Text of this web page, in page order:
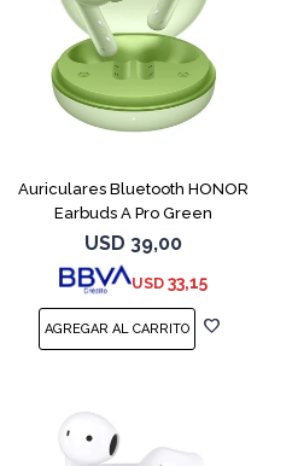
Auriculares Bluetooth HONOR
Earbuds A Pro Green
USD 39,00
USD 33,15